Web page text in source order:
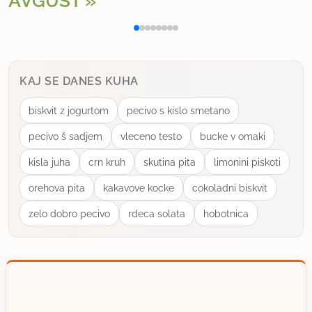
Pri nas je bila to tudi taboljša večerja 30 let nazaj.
Šnite kruha, pomočene v mleko in stepno jajce,
ocvrte na olju in potresene s cukrom. Pa čaj zraven.
Takrat mnjammmmm!
uporabno
Polnjena paprika na klasičen način
KAJ SE DANES KUHA
biskvit z jogurtom pecivo s kislo smetano
pecivo š sadjem vleceno testo bucke v omaki
kisla juha crn kruh skutina pita limonini piskoti
orehova pita kakavove kocke cokoladni biskvit
zelo dobro pecivo rdeca solata hobotnica